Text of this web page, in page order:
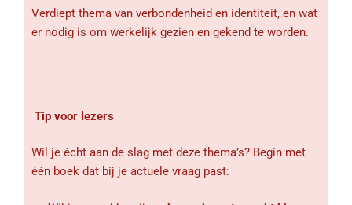
Verdiept thema van verbondenheid en identiteit, en wat
er nodig is om werkelijk gezien en gekend te worden.
Tip voor lezers
Wil je écht aan de slag met deze thema’s? Begin met
één boek dat bij je actuele vraag past: